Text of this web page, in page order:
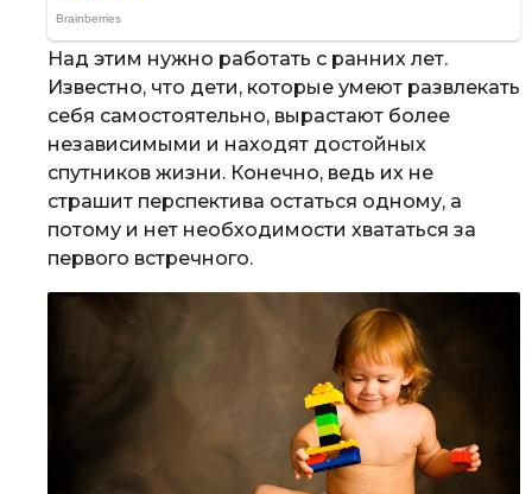
Над этим нужно работать с ранних лет.
Известно, что дети, которые умеют развлекать
себя самостоятельно, вырастают более
независимыми и находят достойных
спутников жизни. Конечно, ведь их не
страшит перспектива остаться одному, а
потому и нет необходимости хвататься за
первого встречного.